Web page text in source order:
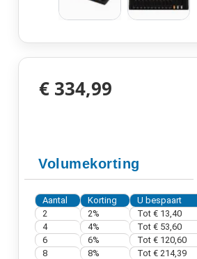
€ 334,99
Volumekorting
Aantal Korting
U bespaart
2
2% Tot € 13,40
4
4% Tot € 53,60
6
6% Tot € 120,60
8
8% Tot € 214,39